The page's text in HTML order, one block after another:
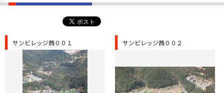
サンビレッジ茜００１ サンビレッジ茜００２